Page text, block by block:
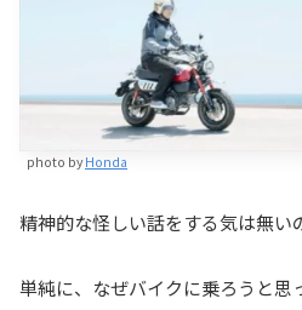
photo byHonda
精神的な怪しい話をする気は無い
単純に、なぜバイクに乗ろうと思